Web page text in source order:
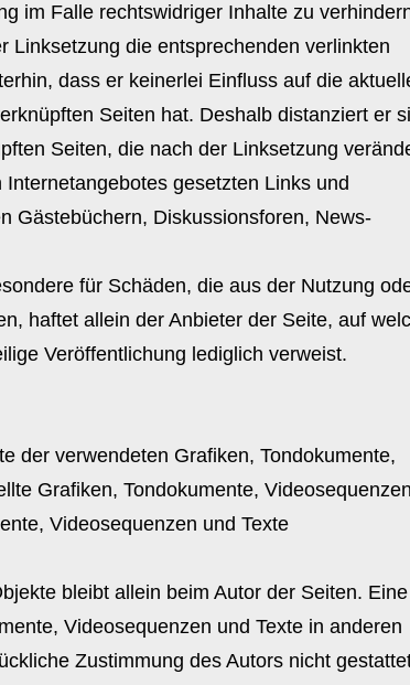
im Falle rechtswidriger Inhalte zu
Linksetzung die entsprechenden verlinkten
dass er keinerlei Einfluss auf die
Seiten hat. Deshalb distanziert er
Seiten, die nach der Linksetzung
gesetzten Links und
Gästebüchern, Diskussionsforen, News-
für Schäden, die aus der Nutzung
haftet allein der Anbieter der Seite, auf
Veröffentlichung lediglich verweist.
der verwendeten Grafiken, Tondokumente,
Grafiken, Tondokumente, Videosequenzen
Videosequenzen und Texte
bleibt allein beim Autor der Seiten. Eine
Videosequenzen und Texte in anderen
Zustimmung des Autors nicht